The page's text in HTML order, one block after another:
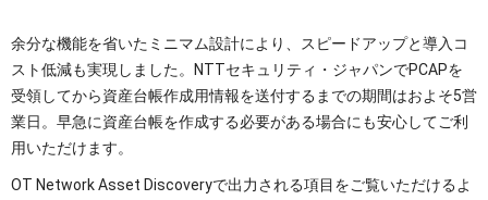
余分な機能を省いたミニマム設計により、スピードアップと導入コ
スト低減も実現しました。NTTセキュリティ・ジャパンでPCAPを
受領してから資産台帳作成用情報を送付するまでの期間はおよそ5営
業日。早急に資産台帳を作成する必要がある場合にも安心してご利
用いただけます。
OT Network Asset Discoveryで出力される項目をご覧いただけるよ